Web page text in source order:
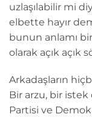
uzlaşılabilir mi
elbette hayır
bunun anlamı
olarak açık açık
Arkadaşların
Bir arzu, bir istek
Partisi ve